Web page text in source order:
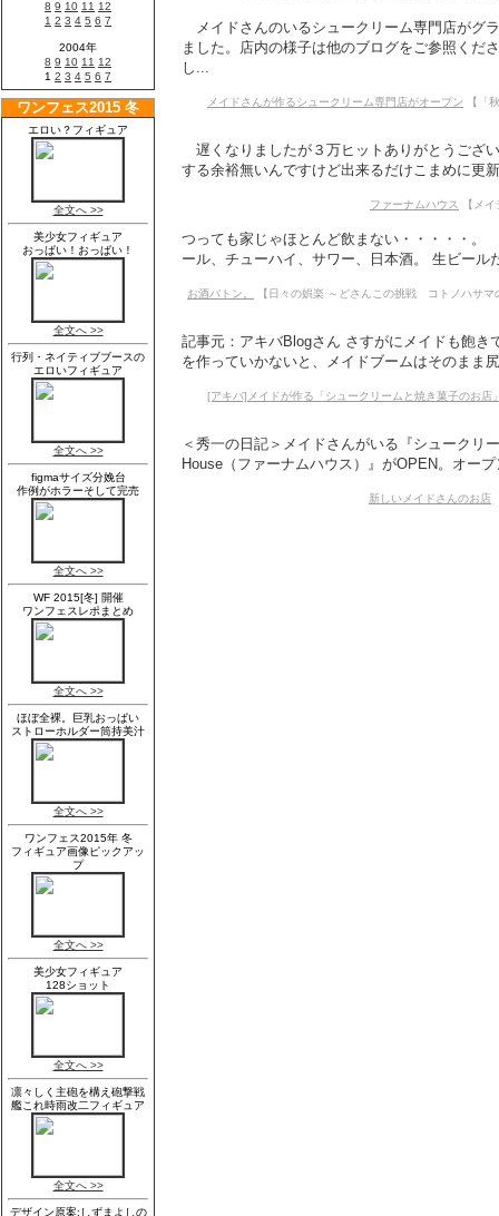
メイドさんのいるシュークリーム専門店がグ
ました。店内の様子は他のブログをご参照くだ
し...
メイドさんが作るシュークリーム専門店がオープン 【「
遅くなりましたが３万ヒットありがとうご
する余裕無いんですけど出来るだけこまめに
ファーナムハウス 【メ
つっても家じゃほとんど飲まない・・・・・。
ール、チューハイ、サワー、日本酒。 生ビー
お酒バトン。 【日々の娯楽 ～どさんこの挑戦 コトノハサ
記事元：アキバBlogさん さすがにメイドも飽き
を作っていかないと、メイドブームはそのまま
[アキバ]メイドが作る「シュークリームと焼き菓子のお店
＜秀一の日記＞メイドさんがいる『シュークリ
House（ファーナムハウス）』がOPEN。オー
新しいメイドさんのお店